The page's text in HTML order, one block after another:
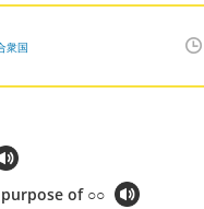
衆国
of ○○